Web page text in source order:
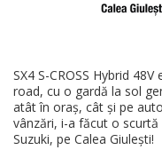
SX4 S-CROSS Hybrid
road, cu o gardă la sol
atât în oraș, cât și pe
vânzări, i-a făcut o
Suzuki, pe Calea Giulești!